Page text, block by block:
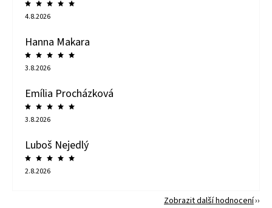
4.8.2026
Hanna Makara
3.8.2026
Emília Procházková
3.8.2026
Luboš Nejedlý
2.8.2026
Zobrazit další hodnocení